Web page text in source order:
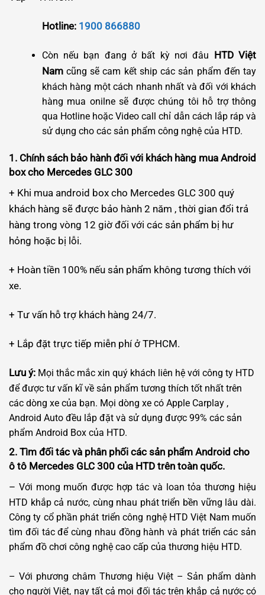
Hotline: 1900 866880
Còn nếu bạn đang ở bất kỳ nơi đâu HTD Việt
Namcũng sẽ cam kết ship các sản phẩm đến tay
khách hàng một cách nhanh nhất và đối với khách
hàng mua onilne sẽ được chúng tôi hỗ trợ thông
qua Hotline hoặc Video call chỉ dẫn cách lắp ráp và
sử dụng cho các sản phẩm công nghệ của HTD.
1. Chính sách bảo hành đối với khách hàng mua Android
box cho Mercedes GLC 300
+ Khi mua android box cho Mercedes GLC 300 quý
khách hàng sẽ được bảo hành 2 năm , thời gian đổi trả
hàng trong vòng 12 giờ đối với các sản phẩm bị hư
hỏng hoặc bị lỗi.
+ Hoàn tiền 100% nếu sản phẩm không tương thích với
xe.
+ Tư vấn hỗ trợ khách hàng 24/7.
+ Lắp đặt trực tiếp miễn phí ở TPHCM.
Lưu ý: Mọi thắc mắc xin quý khách liên hệ với công ty HTD
để được tư vấn kĩ về sản phẩm tương thích tốt nhất trên
các dòng xe của bạn. Mọi dòng xe có Apple Carplay ,
Android Auto đều lắp đặt và sử dụng được 99% các sản
phẩm Android Box của HTD.
2. Tìm đối tác và phân phối các sản phẩm Android cho
ô tô Mercedes GLC 300 của HTD trên toàn quốc.
– Với mong muốn được hợp tác và loan tỏa thương hiệu
HTD khắp cả nước, cùng nhau phát triển bền vững lâu dài.
Công ty cổ phần phát triển công nghệ HTD Việt Nam muốn
tìm đối tác để cùng nhau đồng hành và phát triển các sản
phẩm đồ chơi công nghệ cao cấp của thương hiệu HTD.
– Với phương châm Thương hiệu Việt – Sản phẩm dành
cho người Việt, nay tất cả mọi đối tác trên khắp cả nước có